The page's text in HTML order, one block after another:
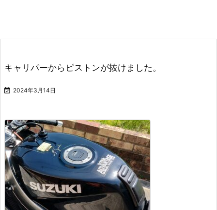
キャリパーからピストンが抜けました。
 2024年3月14日